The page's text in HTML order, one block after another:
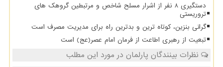
دستگیری 8 نفر از اشرار مسلح شاخص و مرتبطین گروهک های
تروریستی
گرانی بنزین، کوتاه ترین و بدترین راه برای مدیریت مصرف است
تبعیت از رهبری اطاعت از فرمان امام عصر(عج) است
نظرات بینندگان پارلمان در مورد این مطلب